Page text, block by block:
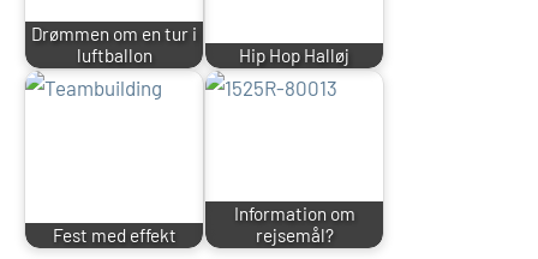
Drømmen om en tur i
luftballon
Hip Hop Halløj
Fest med effekt
Information om
rejsemål?